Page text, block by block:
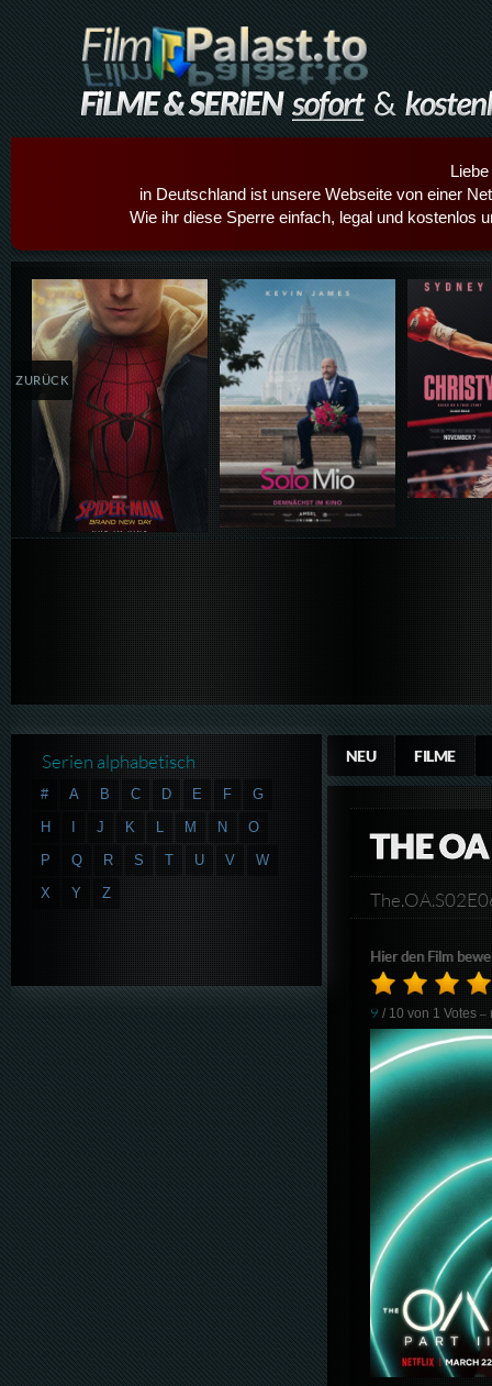
in Deutschland ist unsere Webseite von einer
Wie ihr diese Sperre einfach, legal und kostenlos
Details,Play Details,Play
ZURÜCK
NEU FILME
THE
Hier den Film
9 / 10 von 1 Votes –
Serien alphabetisch
# A B C D E F
G
H
I J K L M N
O
P
Q R S T U V
W
X
Y Z